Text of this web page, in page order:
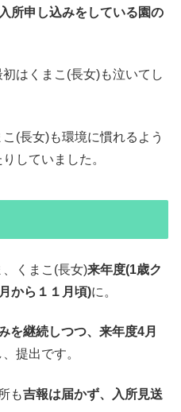
入所申し込みをしている園の
はくまこ(長女)も泣いてし
(長女)も環境に慣れるよう
していました。
くまこ(長女)来年度(1歳ク
から１１月頃)に。
を継続しつつ、来年度4月
、提出です。
も吉報は届かず、入所見送